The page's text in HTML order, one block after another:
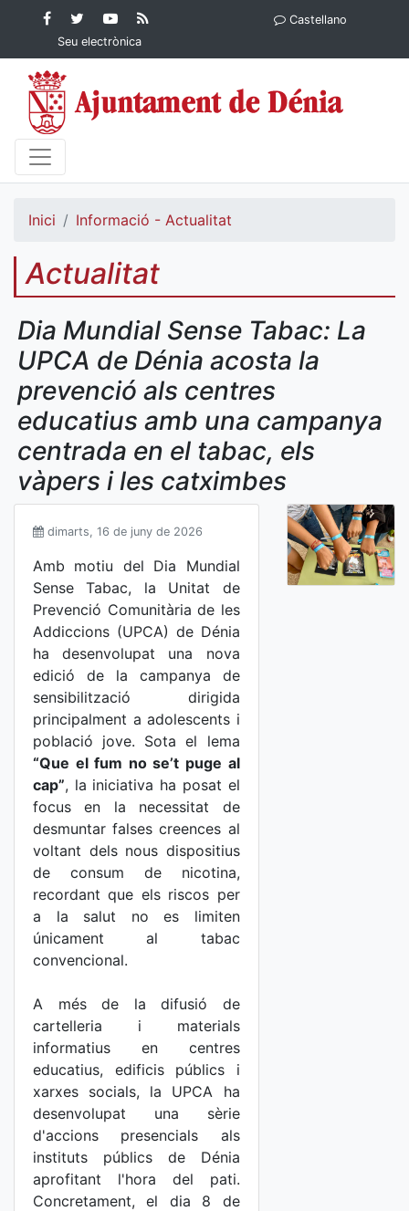
Contingut principalFacebook
Ajuntament de Dénia
Twitter
Ajuntament de
Dénia
YouTube
Ajuntament
de Dénia
Ajuntament
Seu electrònica
Castellano
Inici Informació - Actualitat
Actualitat
Dia Mundial Sense Tabac: La
UPCA de Dénia acosta la
prevenció als centres
educatius amb una campanya
centrada en el tabac, els
vàpers i les catximbes
dimarts, 16 de juny de 2026
Amb motiu del Dia Mundial
Sense Tabac, la Unitat de
Prevenció Comunitària de les
Addiccions (UPCA) de Dénia
ha desenvolupat una nova
edició de la campanya de
sensibilització dirigida
principalment a adolescents i
població jove. Sota el lema
“Que el fum no se’t puge al
cap”, la iniciativa ha posat el
focus en la necessitat de
desmuntar falses creences al
voltant dels nous dispositius
de consum de nicotina,
recordant que els riscos per
a la salut no es limiten
únicament al tabac
convencional.
A més de la difusió de
cartelleria i materials
informatius en centres
educatius, edificis públics i
xarxes socials, la UPCA ha
desenvolupat una sèrie
d'accions presencials als
instituts públics de Dénia
aprofitant l'hora del pati.
Concretament, el dia 8 de